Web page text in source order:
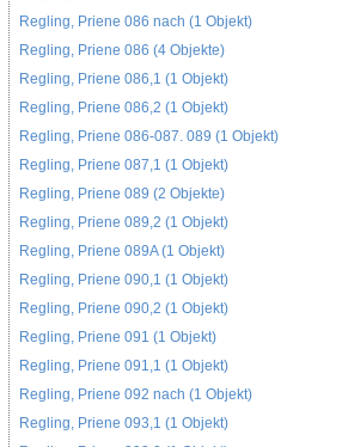
Regling, Priene 086 nach (1 Objekt)
Regling, Priene 086 (4 Objekte)
Regling, Priene 086,1 (1 Objekt)
Regling, Priene 086,2 (1 Objekt)
Regling, Priene 086-087. 089 (1 Objekt)
Regling, Priene 087,1 (1 Objekt)
Regling, Priene 089 (2 Objekte)
Regling, Priene 089,2 (1 Objekt)
Regling, Priene 089A (1 Objekt)
Regling, Priene 090,1 (1 Objekt)
Regling, Priene 090,2 (1 Objekt)
Regling, Priene 091 (1 Objekt)
Regling, Priene 091,1 (1 Objekt)
Regling, Priene 092 nach (1 Objekt)
Regling, Priene 093,1 (1 Objekt)